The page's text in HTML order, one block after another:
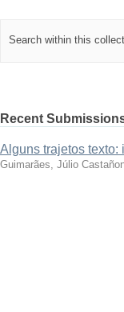
Search within this
Recent
Alguns trajetos texto:
Guimarães, Júlio